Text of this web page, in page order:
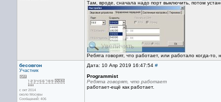
Там, вроде, сначала надо порт выключить, потом
Ребята говорят, что работает, или работало когда-то,
бесовгон
Участник
с окт 2014
около Москвы
Сообщений: 406
Дата: 10 Апр 2019 16:47:54 #
Programmist
Ребята говорят, что работает
работает-ещё как работает.